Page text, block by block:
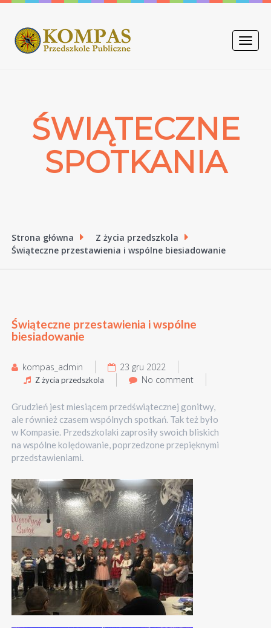
Toggle
ŚWIĄTECZNE
SPOTKANIA
Strona główna
Z życia przedszkola
Świąteczne przestawienia i wspólne biesiadowanie
Świąteczne przestawienia i wspólne
biesiadowanie
kompas_admin 23 gru 2022
Z życia przedszkola No comment
Grudzień jest miesiącem przedświątecznej gonitwy,
ale również czasem wspólnych spotkań. Tak też było
w Kompasie. Przedszkolaki zaprosiły swoich bliskich
na wspólne kolędowanie, poprzedzone przepięknymi
przedstawieniami.